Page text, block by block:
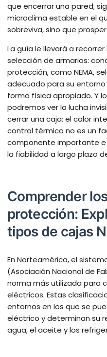
que encerrar una pared;
microclima estable en el
sobreviva, sino que
La guía le llevará a
selección de armarios:
protección, como NEMA,
adecuado para su
forma física apropiado. Y
podremos ver la lucha
cerrar una caja: el calor
control térmico no es un
componente importante
la fiabilidad a largo plazo
Comprender
protección:
tipos de cajas
En Norteamérica, el
(Asociación Nacional de
norma más utilizada para
eléctricos. Estas
entornos en los que se
eléctrico y determinan su
agua, el aceite y los